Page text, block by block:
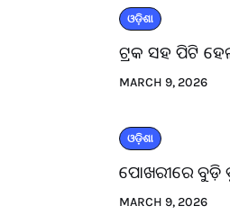
ଓଡ଼ିଶା
ଟ୍ରକ ସହ ପିଟି
MARCH 9, 2026
ଓଡ଼ିଶା
ପୋଖରୀରେ ବୁଡ଼ି
MARCH 9, 2026